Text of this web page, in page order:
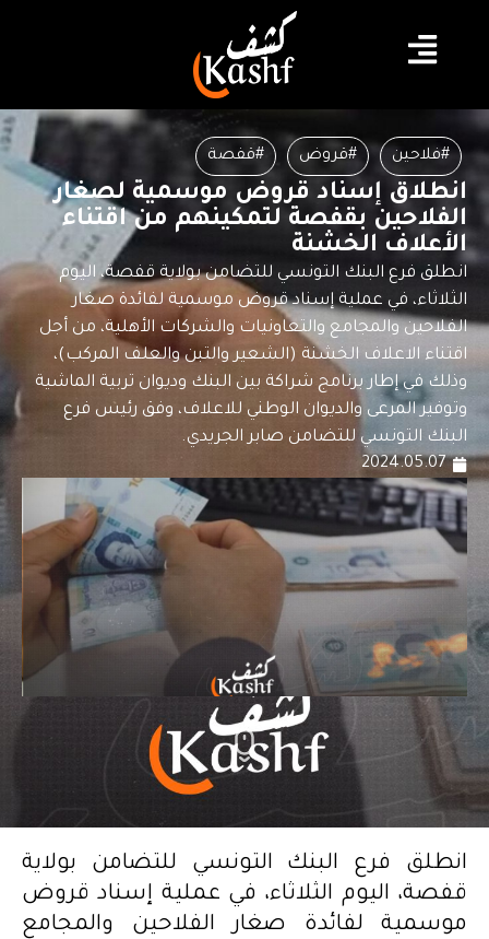
#فلاحين #قروض #قفصة
انطلاق إسناد قروض موسمية لصغار
الفلاحين بقفصة لتمكينهم من اقتناء
الأعلاف الخشنة
انطلق فرع البنك التونسي للتضامن بولاية قفصة، اليوم
الثلاثاء، في عملية إسناد قروض موسمية لفائدة صغار
الفلاحين والمجامع والتعاونيات والشركات الأهلية، من أجل
اقتناء الاعلاف الخشنة (الشعير والتبن والعلف المركب)،
وذلك في إطار برنامج شراكة بين البنك وديوان تربية الماشية
وتوفير المرعى والديوان الوطني للاعلاف، وفق رئيس فرع
البنك التونسي للتضامن صابر الجريدي.
2024.05.07
انطلق فرع البنك التونسي للتضامن بولاية
قفصة، اليوم الثلاثاء، في عملية إسناد قروض
موسمية لفائدة صغار الفلاحين والمجامع